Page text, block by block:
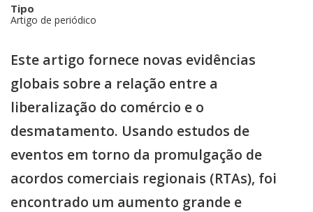
Tipo
Artigo de periódico
Este artigo fornece novas evidências
globais sobre a relação entre a
liberalização do comércio e o
desmatamento. Usando estudos de
eventos em torno da promulgação de
acordos comerciais regionais (RTAs), foi
encontrado um aumento grande e